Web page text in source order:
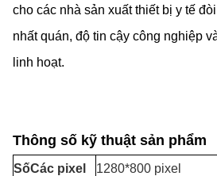
cho các nhà sản xuất thiết bị y tế
nhất quán, độ tin cậy công nghiệp
linh hoạt.
Thông số kỹ thuật sản phẩm
SốCác pixel 1280*800 pixel